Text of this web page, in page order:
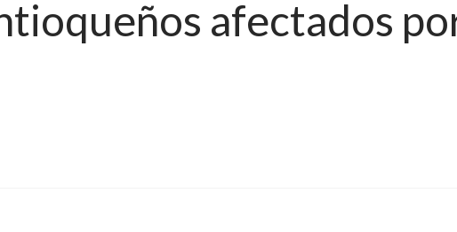
afectados